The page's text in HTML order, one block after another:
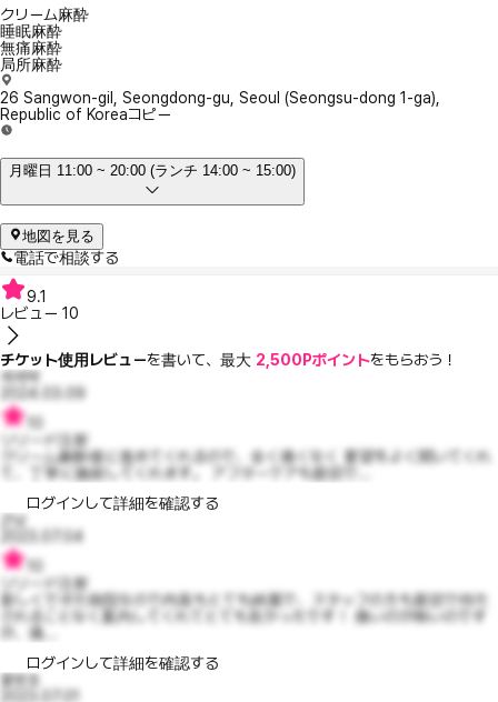
クリーム麻酔
睡眠麻酔
無痛麻酔
局所麻酔
26 Sangwon-gil, Seongdong-gu, Seoul (Seongsu-dong 1-ga),
Republic of Koreaコピー
月曜日 11:00 ~ 20:00 (ランチ 14:00 ~ 15:00)
地図を見る
電話で相談する
9.1
レビュー 10
チケット使用レビューを書いて、最大 2,500Pポイントをもらおう！
세세박
2024.03.09
10
リリード注射
クリーム麻酔後に進めてくれるので、全く痛くなく 要望をよく聞いてくれ
て、丁寧に施術してくれます。 アフターケアも親切で...
ログインして詳細を確認する
곤닝
2023.07.04
10
リリード注射
新しくできた病院なので内装もとても綺麗で、スタッフの方も親切で待た
されることなく案内してくれてとても良かったです！ 痛いのが怖いのです
が、痛...
ログインして詳細を確認する
물망쵸
2023.07.01